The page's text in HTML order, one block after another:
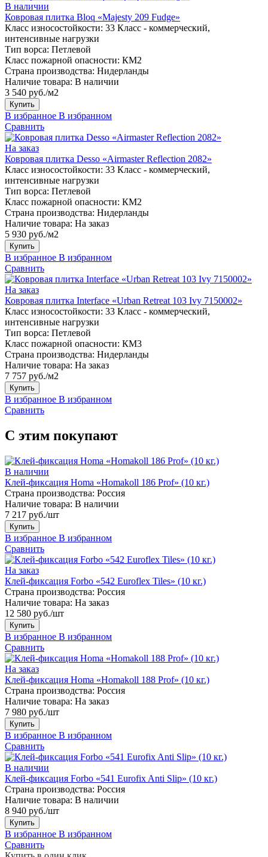
В наличии
Ковровая плитка Bloq «Majesty 209 Fudge»
Класс износостойкости: 33 Класс - коммерческий,
интенсивные нагрузки
Тип ворса: Петлевой
Класс пожарной опасности: КМ2
Страна производства: Нидерланды
Наличие товара: В наличии
3 540 руб./м2
Купить
В избранное В избранном
Сравнить
На заказ
Ковровая плитка Desso «Airmaster Reflection 2082»
Класс износостойкости: 33 Класс - коммерческий,
интенсивные нагрузки
Тип ворса: Петлевой
Класс пожарной опасности: КМ2
Страна производства: Нидерланды
Наличие товара: На заказ
5 930 руб./м2
Купить
В избранное В избранном
Сравнить
На заказ
Ковровая плитка Interface «Urban Retreat 103 Ivy 7150002»
Класс износостойкости: 33 Класс - коммерческий,
интенсивные нагрузки
Тип ворса: Петлевой
Класс пожарной опасности: КМ3
Страна производства: Нидерланды
Наличие товара: На заказ
7 757 руб./м2
Купить
В избранное В избранном
Сравнить
С этим покупают
В наличии
Клей-фиксация Homa «Homakoll 186 Prof» (10 кг.)
Страна производства: Россия
Наличие товара: В наличии
7 217 руб./шт
Купить
В избранное В избранном
Сравнить
На заказ
Клей-фиксация Forbo «542 Euroflex Tiles» (10 кг.)
Страна производства: Россия
Наличие товара: На заказ
12 580 руб./шт
Купить
В избранное В избранном
Сравнить
На заказ
Клей-фиксация Homa «Homakoll 188 Prof» (10 кг.)
Страна производства: Россия
Наличие товара: На заказ
7 980 руб./шт
Купить
В избранное В избранном
Сравнить
В наличии
Клей-фиксация Forbo «541 Eurofix Anti Slip» (10 кг.)
Страна производства: Россия
Наличие товара: В наличии
8 940 руб./шт
Купить
В избранное В избранном
Сравнить